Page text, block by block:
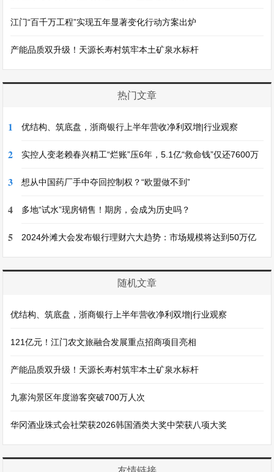
江门“百千万工程”实现五年显著变化行动方案出炉
产能品质双升级！天源长寿村筑牢本土矿泉水标杆
热门文章
1 优结构、筑底盘，浙商银行上半年营收净利双增|行业观察
2 实控人变老赖春兴精工“烂账”压6年，5.1亿“救命钱”仅还7600万
3 想从中国药厂手中夺回控制权？“欧盟做不到”
4 多地“试水”现房销售！期房，会成为历史吗？
5 2024外滩大会发布银行理财六大趋势：市场规模将达到50万亿
随机文章
优结构、筑底盘，浙商银行上半年营收净利双增|行业观察
121亿元！江门农文旅融合发展重点招商项目亮相
产能品质双升级！天源长寿村筑牢本土矿泉水标杆
九寨沟景区年度游客突破700万人次
华冈酒业珠式会社荣获2026韩国酒类大奖中荣获八项大奖